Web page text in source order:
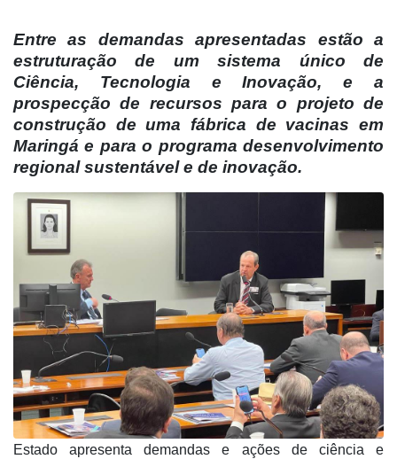
Entre as demandas apresentadas estão a
estruturação de um sistema único de
Ciência, Tecnologia e Inovação, e a
prospecção de recursos para o projeto de
construção de uma fábrica de vacinas em
Maringá e para o programa desenvolvimento
regional sustentável e de inovação.
Estado apresenta demandas e ações de ciência e